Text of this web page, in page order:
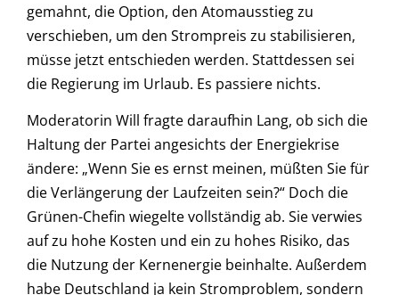
gemahnt, die Option, den Atomausstieg zu
verschieben, um den Strompreis zu stabilisieren,
müsse jetzt entschieden werden. Stattdessen sei
die Regierung im Urlaub. Es passiere nichts.
Moderatorin Will fragte daraufhin Lang, ob sich die
Haltung der Partei angesichts der Energiekrise
ändere: „Wenn Sie es ernst meinen, müßten Sie für
die Verlängerung der Laufzeiten sein?“ Doch die
Grünen-Chefin wiegelte vollständig ab. Sie verwies
auf zu hohe Kosten und ein zu hohes Risiko, das
die Nutzung der Kernenergie beinhalte. Außerdem
habe Deutschland ja kein Stromproblem, sondern